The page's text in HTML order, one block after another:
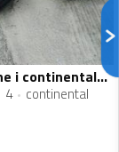
Ostalo felne i continental gume
4 continental